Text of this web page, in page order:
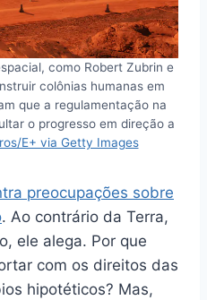
como Robert Zubrin e
colônias humanas em
que a regulamentação na
o progresso em direção a
E+ via Getty Images
preocupações sobre
. Ao contrário da Terra,
ele alega. Por que
com os direitos das
hipotéticos? Mas,